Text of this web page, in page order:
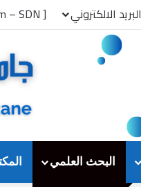
البريد الالكتروني [ E-Platform – SDN ]
البحث العلمي